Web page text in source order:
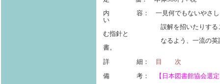
内 容： 一見何でもないやさしい英
い
誤解を招いたりすることがあ
む指針と
なるよう、一流の英語の使い
書。
詳 細： 目 次
備 考： 【日本図書館協会選